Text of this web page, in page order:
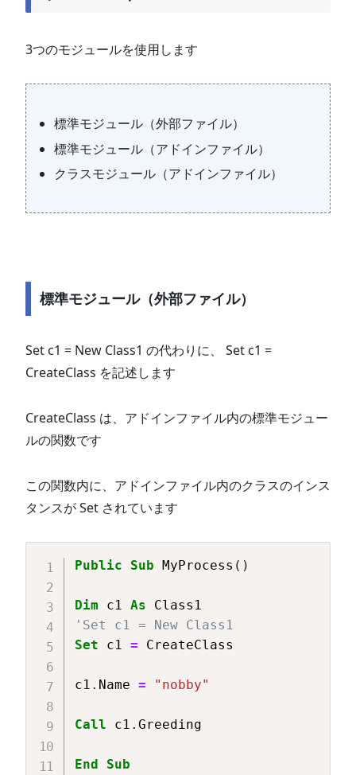
3つのモジュールを使用します
標準モジュール（外部ファイル）
標準モジュール（アドインファイル）
クラスモジュール（アドインファイル）
標準モジュール（外部ファイル）
Set c1 = New Class1 の代わりに、 Set c1 =
CreateClass を記述します
CreateClass は、アドインファイル内の標準モジュー
ルの関数です
この関数内に、アドインファイル内のクラスのインス
タンスが Set されています
Public Sub MyProcess ( )
Dim c1 As
'Set c1 = New Class1
Set c1 = CreateClass
c1 . Name = "nobby"
Call c1 . Greeding
End Sub